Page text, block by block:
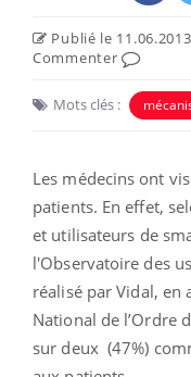
Publié le
Commenter
Mots clés :
Les médecins ont
patients. En effet,
et utilisateurs de
l'Observatoire des
réalisé par Vidal, en
National de l’Ordre
sur deux (47%)